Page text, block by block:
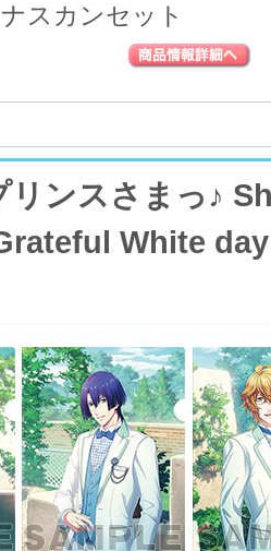
スカンセット
ンスさまっ♪
White